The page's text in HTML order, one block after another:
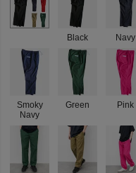
Black Navy
Smoky
Navy
Green Pink